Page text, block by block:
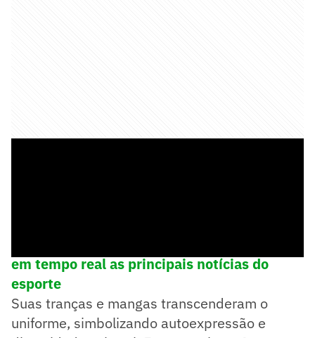
em tempo real as principais notícias do
esporte
Suas tranças e mangas transcenderam o
uniforme, simbolizando autoexpressão e